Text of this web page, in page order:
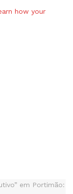
how your